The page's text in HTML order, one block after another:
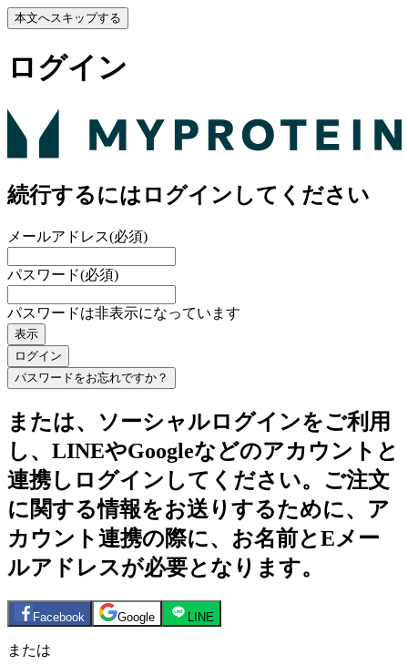
本文へスキップする
ログイン
続行するにはログインしてください
メールアドレス(必須)
パスワード(必須)
パスワードは非表示になっています
表示
ログイン
パスワードをお忘れですか？
または、ソーシャルログインをご利用
し、LINEやGoogleなどのアカウントと
連携しログインしてください。ご注文
に関する情報をお送りするために、ア
カウント連携の際に、お名前とEメー
ルアドレスが必要となります。
Facebook Google LINE
または